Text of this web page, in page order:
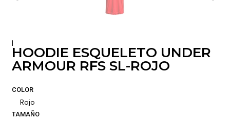
|
HOODIE ESQUELETO UNDER
ARMOUR RFS SL-ROJO
COLOR
Rojo
TAMAÑO